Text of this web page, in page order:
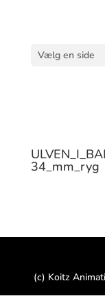
Vælg en side
34_mm_ryg
(c) Koitz